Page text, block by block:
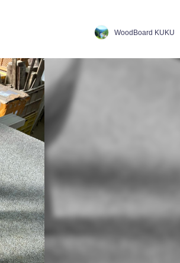
WoodBoard KUKU